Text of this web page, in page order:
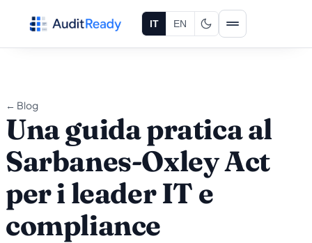
IT EN
← Blog
Una guida pratica al
Sarbanes-Oxley Act
per i leader IT e
compliance